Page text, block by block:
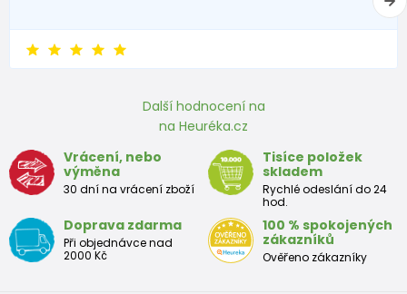
Další hodnocení na
na Heuréka.cz
Vrácení, nebo
výměna
30 dní na vrácení zboží
Tisíce položek
skladem
Rychlé odeslání do 24
hod.
Doprava zdarma
Při objednávce nad
2000 Kč
100 % spokojených
zákazníků
Ověřeno zákazníky